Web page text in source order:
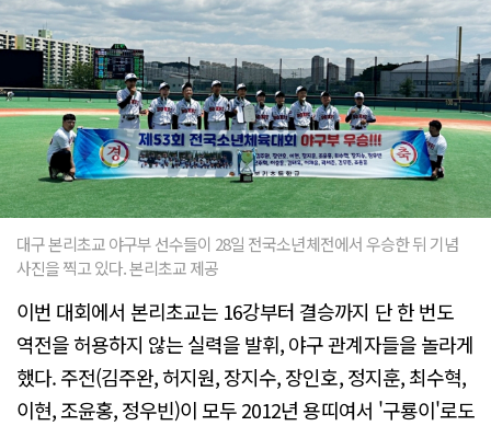
대구 본리초교 야구부 선수들이 28일 전국소년체전에서 우승한 뒤 기념
사진을 찍고 있다. 본리초교 제공
이번 대회에서 본리초교는 16강부터 결승까지 단 한 번도
역전을 허용하지 않는 실력을 발휘, 야구 관계자들을 놀라게
했다. 주전(김주완, 허지원, 장지수, 장인호, 정지훈, 최수혁,
이현, 조윤홍, 정우빈)이 모두 2012년 용띠여서 '구룡이'로도